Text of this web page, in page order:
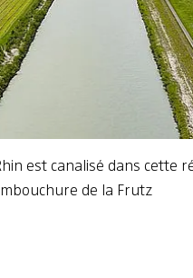
est canalisé dans cette
de la Frutz